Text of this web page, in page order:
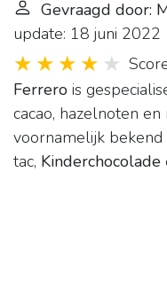
Gevraagd door:
update: 18 juni 2022
Ferrero is
cacao, hazelnoten
voornamelijk
tac, Kinderchocolade